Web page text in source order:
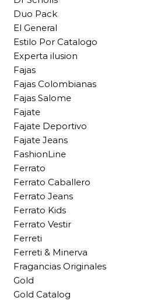
Duo Pack
El General
Estilo Por Catalogo
Experta ilusion
Fajas
Fajas Colombianas
Fajas Salome
Fajate
Fajate Deportivo
Fajate Jeans
FashionLine
Ferrato
Ferrato Caballero
Ferrato Jeans
Ferrato Kids
Ferrato Vestir
Ferreti
Ferreti & Minerva
Fragancias Originales
Gold
Gold Catalog